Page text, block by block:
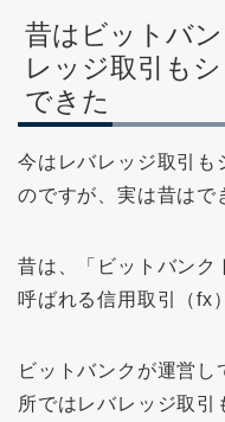
昔はビットバ
レッジ取引も
できた
今はレバレッジ取引も
のですが、実は昔はで
昔は、「ビットバンク
呼ばれる信用取引（fx
ビットバンクが運営し
所ではレバレッジ取引